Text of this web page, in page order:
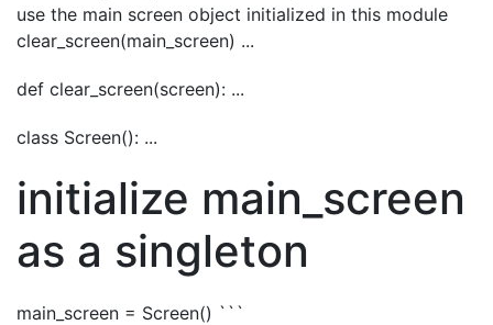
use the main screen object initialized in this module
clear_screen(main_screen) ...
def clear_screen(screen): ...
class Screen(): ...
initialize main_screen
as a singleton
main_screen = Screen() ```